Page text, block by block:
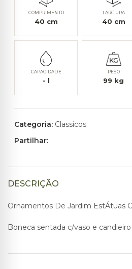
COMPRIMENTO
40 cm
LARGURA
40 cm
CAPACIDADE
- l
PESO
99 kg
Categoria: Classicos
Partilhar:
DESCRIÇÃO
Ornamentos De Jardim EstÁtuas
Boneca sentada c/vaso e candieiro